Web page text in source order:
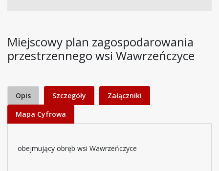
Miejscowy plan zagospodarowania
przestrzennego wsi Wawrzeńczyce
Opis Szczegóły
Załączniki
Mapa Cyfrowa
obejmujący obręb wsi Wawrzeńczyce